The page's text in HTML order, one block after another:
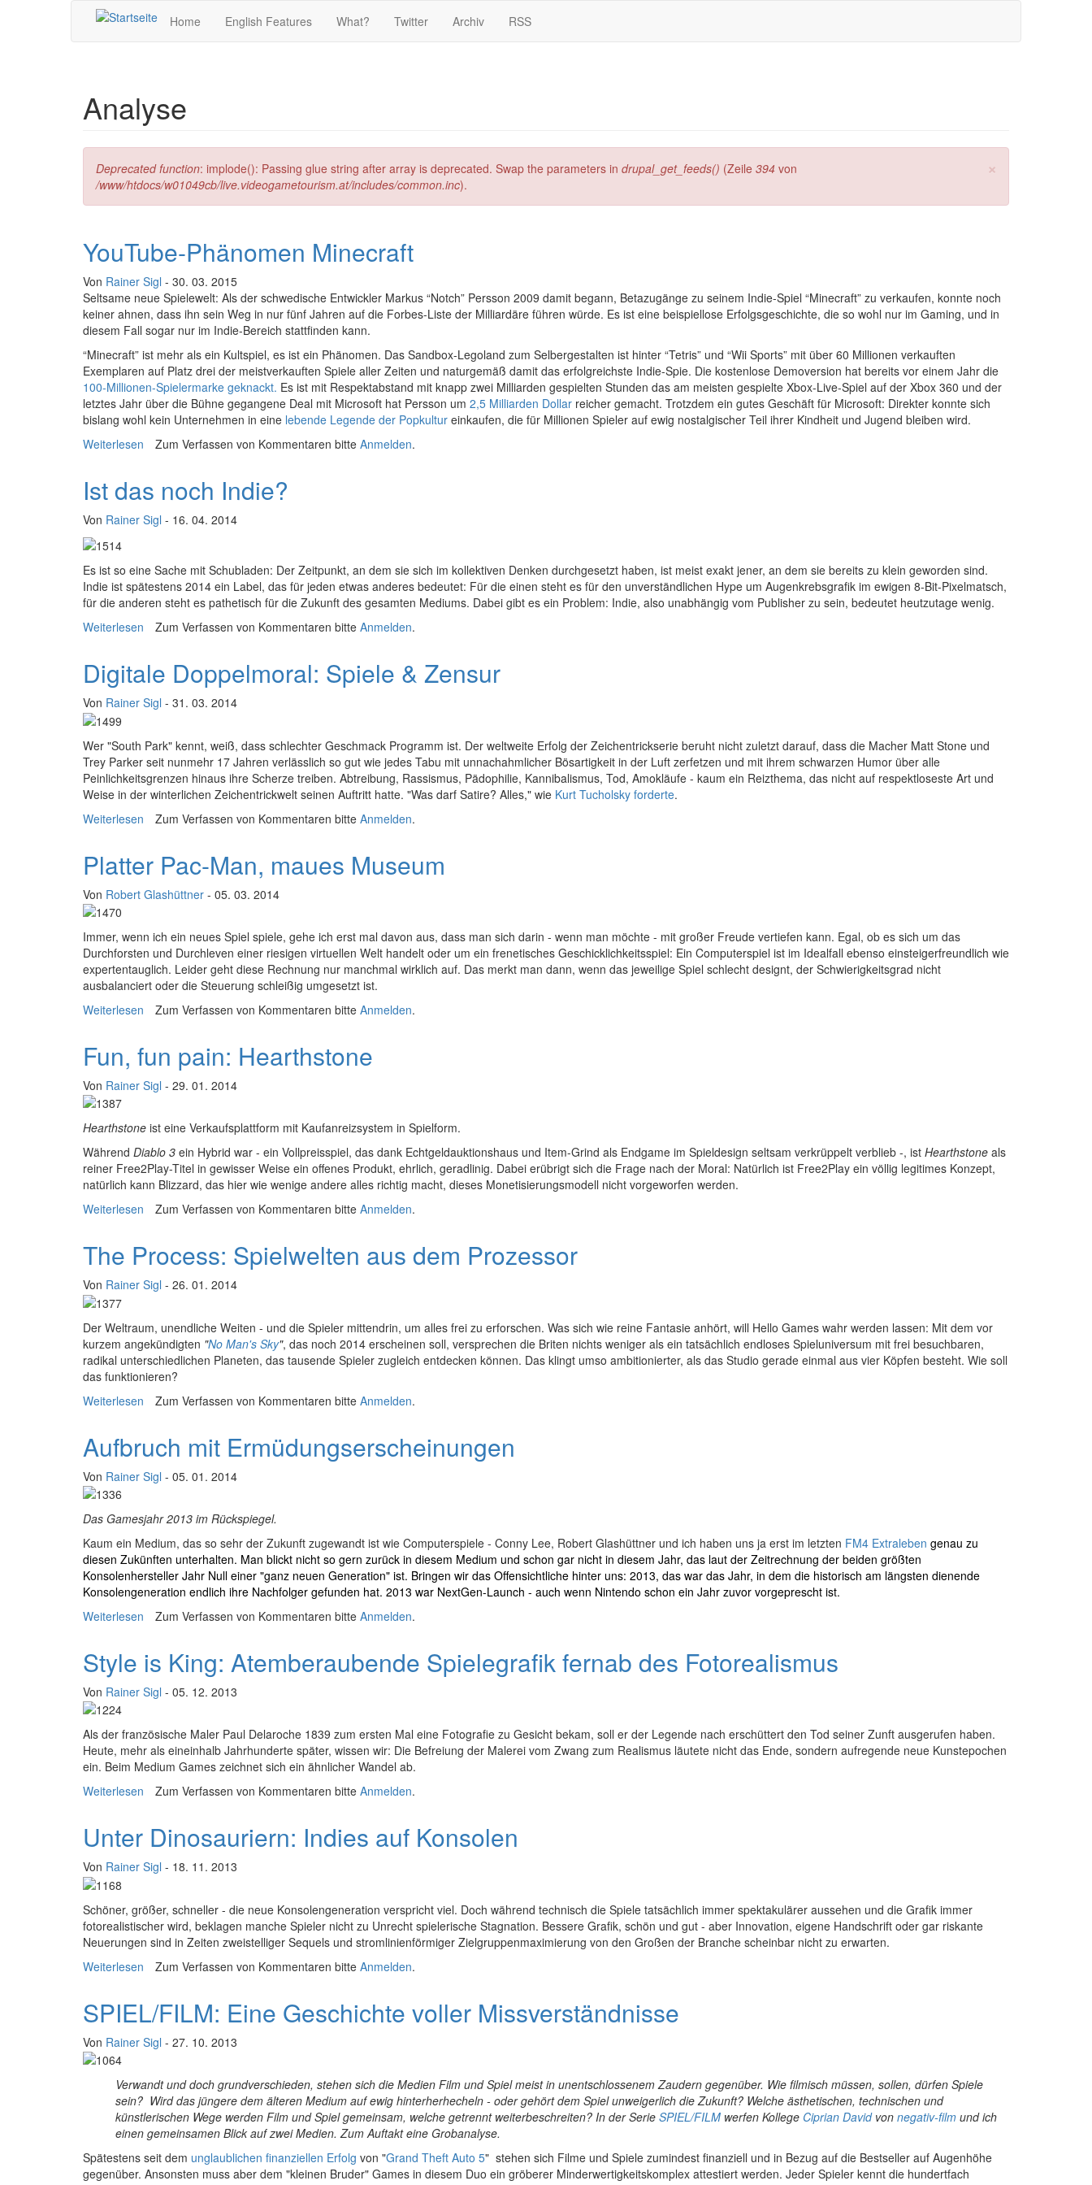
Home
English Features What? Twitter Archiv RSS
Analyse
×
Fehlermeldung
Deprecated function: implode(): Passing glue string after array is deprecated. Swap the parameters in drupal_get_feeds() (Zeile 394 von
/www/htdocs/w01049cb/live.videogametourism.at/includes/common.inc).
YouTube-Phänomen Minecraft
Von Rainer Sigl - 30. 03. 2015
Seltsame neue Spielewelt: Als der schwedische Entwickler Markus “Notch” Persson 2009 damit begann, Betazugänge zu seinem Indie-Spiel “Minecraft” zu verkaufen, konnte noch
keiner ahnen, dass ihn sein Weg in nur fünf Jahren auf die Forbes-Liste der Milliardäre führen würde. Es ist eine beispiellose Erfolgsgeschichte, die so wohl nur im Gaming, und in
diesem Fall sogar nur im Indie-Bereich stattfinden kann.
“Minecraft” ist mehr als ein Kultspiel, es ist ein Phänomen. Das Sandbox-Legoland zum Selbergestalten ist hinter “Tetris” und “Wii Sports” mit über 60 Millionen verkauften
Exemplaren auf Platz drei der meistverkauften Spiele aller Zeiten und naturgemäß damit das erfolgreichste Indie-Spie. Die kostenlose Demoversion hat bereits vor einem Jahr die
100-Millionen-Spielermarke geknackt. Es ist mit Respektabstand mit knapp zwei Milliarden gespielten Stunden das am meisten gespielte Xbox-Live-Spiel auf der Xbox 360 und der
letztes Jahr über die Bühne gegangene Deal mit Microsoft hat Persson um 2,5 Milliarden Dollar reicher gemacht. Trotzdem ein gutes Geschäft für Microsoft: Direkter konnte sich
bislang wohl kein Unternehmen in eine lebende Legende der Popkultur einkaufen, die für Millionen Spieler auf ewig nostalgischer Teil ihrer Kindheit und Jugend bleiben wird.
Weiterlesen über YouTube-Phänomen Minecraft
Zum Verfassen von Kommentaren bitte Anmelden.
Ist das noch Indie?
Von Rainer Sigl - 16. 04. 2014
Es ist so eine Sache mit Schubladen: Der Zeitpunkt, an dem sie sich im kollektiven Denken durchgesetzt haben, ist meist exakt jener, an dem sie bereits zu klein geworden sind.
Indie ist spätestens 2014 ein Label, das für jeden etwas anderes bedeutet: Für die einen steht es für den unverständlichen Hype um Augenkrebsgrafik im ewigen 8-Bit-Pixelmatsch,
für die anderen steht es pathetisch für die Zukunft des gesamten Mediums. Dabei gibt es ein Problem: Indie, also unabhängig vom Publisher zu sein, bedeutet heutzutage wenig.
Weiterlesen über Ist das noch Indie?
Zum Verfassen von Kommentaren bitte Anmelden.
Digitale Doppelmoral: Spiele & Zensur
Von Rainer Sigl - 31. 03. 2014
Wer "South Park" kennt, weiß, dass schlechter Geschmack Programm ist. Der weltweite Erfolg der Zeichentrickserie beruht nicht zuletzt darauf, dass die Macher Matt Stone und
Trey Parker seit nunmehr 17 Jahren verlässlich so gut wie jedes Tabu mit unnachahmlicher Bösartigkeit in der Luft zerfetzen und mit ihrem schwarzen Humor über alle
Peinlichkeitsgrenzen hinaus ihre Scherze treiben. Abtreibung, Rassismus, Pädophilie, Kannibalismus, Tod, Amokläufe - kaum ein Reizthema, das nicht auf respektloseste Art und
Weise in der winterlichen Zeichentrickwelt seinen Auftritt hatte. "Was darf Satire? Alles," wie Kurt Tucholsky forderte.
Weiterlesen über Digitale Doppelmoral: Spiele & Zensur
Zum Verfassen von Kommentaren bitte Anmelden.
Platter Pac-Man, maues Museum
Von Robert Glashüttner - 05. 03. 2014
Immer, wenn ich ein neues Spiel spiele, gehe ich erst mal davon aus, dass man sich darin - wenn man möchte - mit großer Freude vertiefen kann. Egal, ob es sich um das
Durchforsten und Durchleven einer riesigen virtuellen Welt handelt oder um ein frenetisches Geschicklichkeitsspiel: Ein Computerspiel ist im Idealfall ebenso einsteigerfreundlich wie
expertentauglich. Leider geht diese Rechnung nur manchmal wirklich auf. Das merkt man dann, wenn das jeweilige Spiel schlecht designt, der Schwierigkeitsgrad nicht
ausbalanciert oder die Steuerung schleißig umgesetzt ist.
Weiterlesen über Platter Pac-Man, maues Museum
Zum Verfassen von Kommentaren bitte Anmelden.
Fun, fun pain: Hearthstone
Von Rainer Sigl - 29. 01. 2014
Hearthstone ist eine Verkaufsplattform mit Kaufanreizsystem in Spielform.
Während Diablo 3 ein Hybrid war - ein Vollpreisspiel, das dank Echtgeldauktionshaus und Item-Grind als Endgame im Spieldesign seltsam verkrüppelt verblieb -, ist Hearthstone als
reiner Free2Play-Titel in gewisser Weise ein offenes Produkt, ehrlich, geradlinig. Dabei erübrigt sich die Frage nach der Moral: Natürlich ist Free2Play ein völlig legitimes Konzept,
natürlich kann Blizzard, das hier wie wenige andere alles richtig macht, dieses Monetisierungsmodell nicht vorgeworfen werden.
Weiterlesen über Fun, fun pain: Hearthstone
Zum Verfassen von Kommentaren bitte Anmelden.
The Process: Spielwelten aus dem Prozessor
Von Rainer Sigl - 26. 01. 2014
Der Weltraum, unendliche Weiten - und die Spieler mittendrin, um alles frei zu erforschen. Was sich wie reine Fantasie anhört, will Hello Games wahr werden lassen: Mit dem vor
kurzem angekündigten "No Man's Sky", das noch 2014 erscheinen soll, versprechen die Briten nichts weniger als ein tatsächlich endloses Spieluniversum mit frei besuchbaren,
radikal unterschiedlichen Planeten, das tausende Spieler zugleich entdecken können. Das klingt umso ambitionierter, als das Studio gerade einmal aus vier Köpfen besteht. Wie soll
das funktionieren?
Weiterlesen über The Process: Spielwelten aus dem Prozessor
Zum Verfassen von Kommentaren bitte Anmelden.
Aufbruch mit Ermüdungserscheinungen
Von Rainer Sigl - 05. 01. 2014
Das Gamesjahr 2013 im Rückspiegel.
Kaum ein Medium, das so sehr der Zukunft zugewandt ist wie Computerspiele - Conny Lee, Robert Glashüttner und ich haben uns ja erst im letzten FM4 Extraleben genau zu
diesen Zukünften unterhalten. Man blickt nicht so gern zurück in diesem Medium und schon gar nicht in diesem Jahr, das laut der Zeitrechnung der beiden größten
Konsolenhersteller Jahr Null einer "ganz neuen Generation" ist. Bringen wir das Offensichtliche hinter uns: 2013, das war das Jahr, in dem die historisch am längsten dienende
Konsolengeneration endlich ihre Nachfolger gefunden hat. 2013 war NextGen-Launch - auch wenn Nintendo schon ein Jahr zuvor vorgeprescht ist.
Weiterlesen über Aufbruch mit Ermüdungserscheinungen
Zum Verfassen von Kommentaren bitte Anmelden.
Style is King: Atemberaubende Spielegrafik fernab des Fotorealismus
Von Rainer Sigl - 05. 12. 2013
Als der französische Maler Paul Delaroche 1839 zum ersten Mal eine Fotografie zu Gesicht bekam, soll er der Legende nach erschüttert den Tod seiner Zunft ausgerufen haben.
Heute, mehr als eineinhalb Jahrhunderte später, wissen wir: Die Befreiung der Malerei vom Zwang zum Realismus läutete nicht das Ende, sondern aufregende neue Kunstepochen
ein. Beim Medium Games zeichnet sich ein ähnlicher Wandel ab.
Weiterlesen über Style is King: Atemberaubende Spielegrafik fernab des Fotorealismus
Zum Verfassen von Kommentaren bitte Anmelden.
Unter Dinosauriern: Indies auf Konsolen
Von Rainer Sigl - 18. 11. 2013
Schöner, größer, schneller - die neue Konsolengeneration verspricht viel. Doch während technisch die Spiele tatsächlich immer spektakulärer aussehen und die Grafik immer
fotorealistischer wird, beklagen manche Spieler nicht zu Unrecht spielerische Stagnation. Bessere Grafik, schön und gut - aber Innovation, eigene Handschrift oder gar riskante
Neuerungen sind in Zeiten zweistelliger Sequels und stromlinienförmiger Zielgruppenmaximierung von den Großen der Branche scheinbar nicht zu erwarten.
Weiterlesen über Unter Dinosauriern: Indies auf Konsolen
Zum Verfassen von Kommentaren bitte Anmelden.
SPIEL/FILM: Eine Geschichte voller Missverständnisse
Von Rainer Sigl - 27. 10. 2013
Verwandt und doch grundverschieden, stehen sich die Medien Film und Spiel meist in unentschlossenem Zaudern gegenüber. Wie filmisch müssen, sollen, dürfen Spiele
sein? Wird das jüngere dem älteren Medium auf ewig hinterherhecheln - oder gehört dem Spiel unweigerlich die Zukunft? Welche ästhetischen, technischen und
künstlerischen Wege werden Film und Spiel gemeinsam, welche getrennt weiterbeschreiten? In der Serie SPIEL/FILM werfen Kollege Ciprian Davidvon negativ-film und ich
einen gemeinsamen Blick auf zwei Medien. Zum Auftakt eine Grobanalyse.
Spätestens seit dem unglaublichen finanziellen Erfolg von "Grand Theft Auto 5" stehen sich Filme und Spiele zumindest finanziell und in Bezug auf die Bestseller auf Augenhöhe
gegenüber. Ansonsten muss aber dem "kleinen Bruder" Games in diesem Duo ein gröberer Minderwertigkeitskomplex attestiert werden. Jeder Spieler kennt die hundertfach